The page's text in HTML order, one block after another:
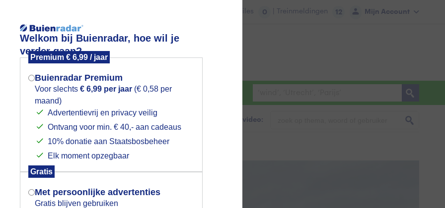
Welkom bij Buienradar, hoe wil je
verder gaan?
Premium € 6,99 / jaar
Buienradar Premium
Voor slechts € 6,99 per jaar (€ 0,58 per
maand)
Advertentievrij en privacy veilig
Ontvang voor min. € 40,- aan cadeaus
10% donatie aan Staatsbosbeheer
Elk moment opzegbaar
Gratis
Met persoonlijke advertenties
Gratis blijven gebruiken
Mijn Account
Files 0 | Treinmeldingen 12
Foto en video Weerzine
Zoeken in foto & video:
Mogen we je locatie gebruiken voor
het weer?
Indien je hier nog geen akkoord op hebt
gegeven, verschijnt er zo een pop-up uit
je browser waarin deze toestemming
gevraagd wordt.